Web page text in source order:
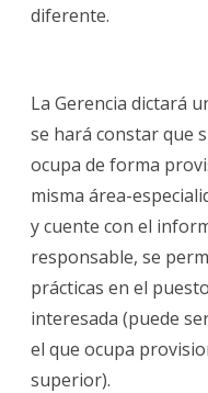
diferente.
La Gerencia dictará
se hará constar que
ocupa de forma
misma área-
y cuente con el
responsable, se
prácticas en el
interesada (puede
el que ocupa
superior).